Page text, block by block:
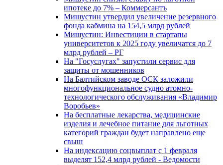
ипотеке до 7% – Коммерсантъ
Мишустин утвердил увеличение резервного
фонда кабмина на 154,5 млрд рублей
Мишустин: Инвестиции в стартапы
университетов к 2025 году увеличатся до 7
млрд рублей – РГ
На "Госуслугах" запустили сервис для
защиты от мошенников
На Балтийском заводе ОСК заложили
многофункциональное судно атомно-
технологического обслуживания «Владимир
Воробьев»
На бесплатные лекарства, медицинские
изделия и лечебное питание для льготных
категорий граждан будет направлено еще
свыш
На индексацию соцвыплат с 1 февраля
выделят 152,4 млрд рублей - Ведомости